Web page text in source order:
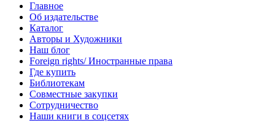
Главное
Об издательстве
Каталог
Авторы и Художники
Наш блог
Foreign rights/ Иностранные права
Где купить
Библиотекам
Совместные закупки
Сотрудничество
Наши книги в соцсетях